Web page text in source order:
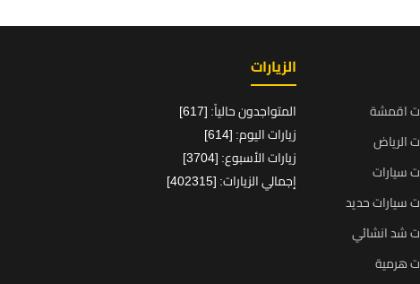
اقمشة
الرياض
سيارات
سيارات حديد
شد انشائي
هرمية
الزيارات
المتواجدون حالياً: [617]
زيارات اليوم: [614]
زيارات الأسبوع: [3704]
إجمالي الزيارات: [402315]